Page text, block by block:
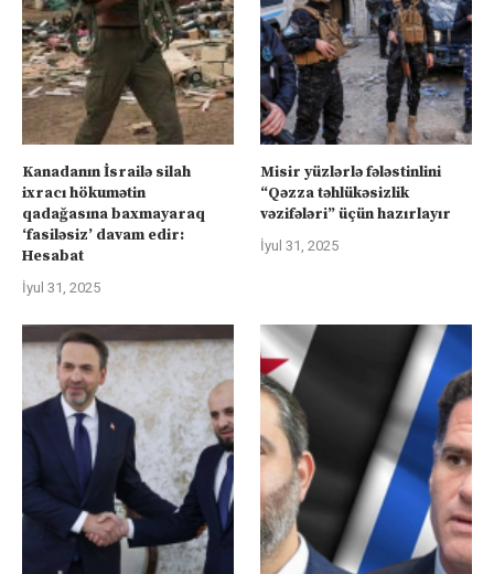
Kanadanın İsrailə silah
ixracı hökumətin
qadağasına baxmayaraq
‘fasiləsiz’ davam edir:
Hesabat
İyul 31, 2025
Misir yüzlərlə fələstinlini
“Qəzza təhlükəsizlik
vəzifələri” üçün hazırlayır
İyul 31, 2025